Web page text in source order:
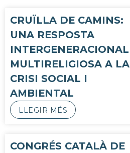
CRUÏLLA DE CAMINS:
UNA RESPOSTA
INTERGENERACIONAL
MULTIRELIGIOSA A LA
CRISI SOCIAL I
AMBIENTAL
LLEGIR MÉS
CONGRÉS CATALÀ DE